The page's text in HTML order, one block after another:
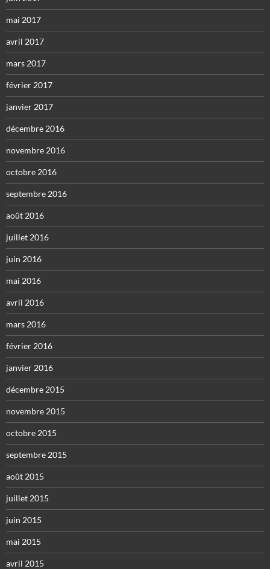
mai 2017
avril 2017
mars 2017
février 2017
janvier 2017
décembre 2016
novembre 2016
octobre 2016
septembre 2016
août 2016
juillet 2016
juin 2016
mai 2016
avril 2016
mars 2016
février 2016
janvier 2016
décembre 2015
novembre 2015
octobre 2015
septembre 2015
août 2015
juillet 2015
juin 2015
mai 2015
avril 2015